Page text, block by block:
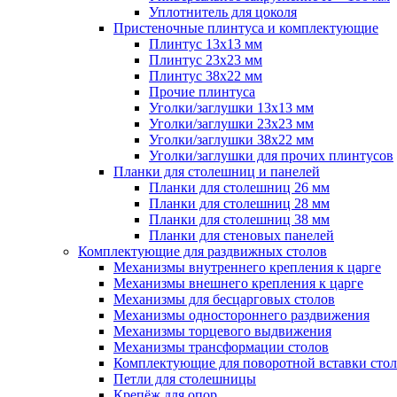
Уплотнитель для цоколя
Пристеночные плинтуса и комплектующие
Плинтус 13х13 мм
Плинтус 23х23 мм
Плинтус 38х22 мм
Прочие плинтуса
Уголки/заглушки 13х13 мм
Уголки/заглушки 23х23 мм
Уголки/заглушки 38х22 мм
Уголки/заглушки для прочих плинтусов
Планки для столешниц и панелей
Планки для столешниц 26 мм
Планки для столешниц 28 мм
Планки для столешниц 38 мм
Планки для стеновых панелей
Комплектующие для раздвижных столов
Механизмы внутреннего крепления к царге
Механизмы внешнего крепления к царге
Механизмы для бесцарговых столов
Механизмы одностороннего раздвижения
Механизмы торцевого выдвижения
Механизмы трансформации столов
Комплектующие для поворотной вставки
Петли для столешницы